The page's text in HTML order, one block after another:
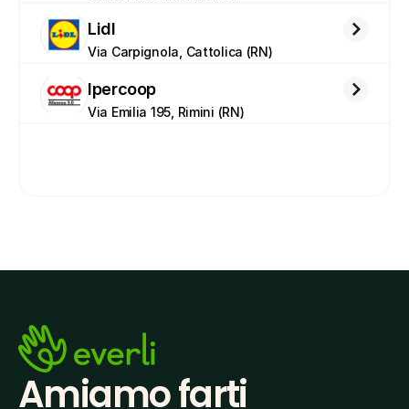
Lidl
Via Carpignola, Cattolica (RN)
Ipercoop
Via Emilia 195, Rimini (RN)
Amiamo farti